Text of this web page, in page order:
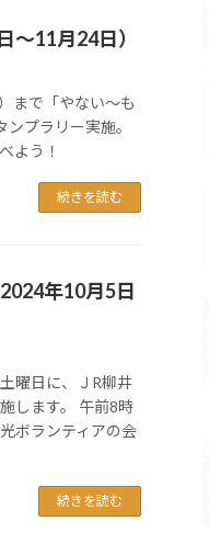
11月24日）
まで「やない～も
プラリー実施。
よう！
続きを読む
年10月5日
曜日に、ＪR柳井
します。 午前8時
ボランティアの会
続きを読む